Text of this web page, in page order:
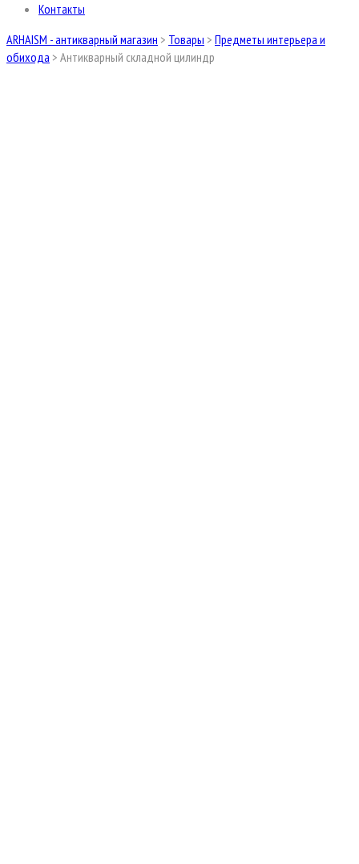
Контакты
ARHAISM - антикварный магазин > Товары > Предметы интерьера и
обихода > Антикварный складной цилиндр